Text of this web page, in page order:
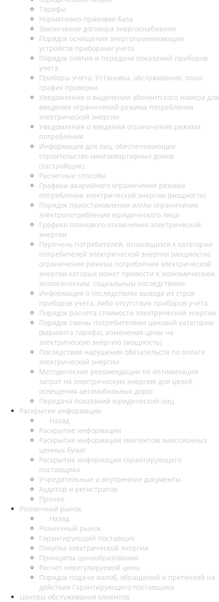
Тарифы
Нормативно-правовая база
Заключение договора энергоснабжения
Порядок оснащения энергопринимающих
устройств приборами учета
Порядок снятия и передачи показаний приборов
учета
Приборы учета. Установка, обслуживание, план-
график проверки
Уведомление о выделении абонентского номера для
введения ограничений режима потребления
электрической энергии
Уведомления о введении ограничения режима
потребления
Информация для лиц, обеспечивающих
строительство многоквартирных домов
(застройщик)
Расчетные способы
Графики аварийного ограничения режима
потребления электрической энергии (мощности)
Порядок приостановления и/или ограничения
электропотребления юридического лица
Графики планового отключения электрической
энергии
Перечень потребителей, относящихся к категории
потребителей электрической энергии (мощности),
ограничение режима потребления электрической
энергии которых может привести к экономическим,
экологическим, социальным последствиям.
Информация о последствиях вывода из строя
приборов учета, либо отсутствия приборов учета
Порядок расчета стоимости электрической энергии
Порядок смены потребителями ценовой категории
(варианта тарифа), изменения цены на
электрическую энергию (мощность)
Последствия нарушения обязательств по оплате
электрической энергии
Методические рекомендации по оптимизации
затрат на электрическую энергию для целей
освещения автомобильных дорог
Передача показаний юридический лиц
Раскрытие информации
Назад
Раскрытие информации
Раскрытие информации эмитентом эмиссионных
ценных бумаг
Раскрытие информации гарантирующего
поставщика
Учредительные и внутренние документы
Аудитор и регистратор
Прочее
Розничный рынок
Назад
Розничный рынок
Гарантирующий поставщик
Покупка электрической энергии
Принципы ценообразования
Расчет нерегулируемой цены
Порядок подачи жалоб, обращений и претензий на
действия Гарантирующего поставщика
Центры обслуживания клиентов